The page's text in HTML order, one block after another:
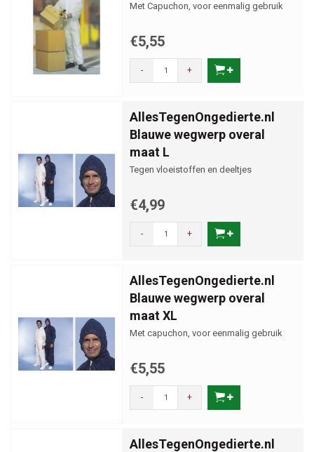
Met Capuchon, voor eenmalig gebruik
€5,55
- +
AllesTegenOngedierte.nl
Blauwe wegwerp overal
maat L
Tegen vloeistoffen en deeltjes
€4,99
- +
AllesTegenOngedierte.nl
Blauwe wegwerp overal
maat XL
Met capuchon, voor eenmalig gebruik
€5,55
- +
AllesTegenOngedierte.nl